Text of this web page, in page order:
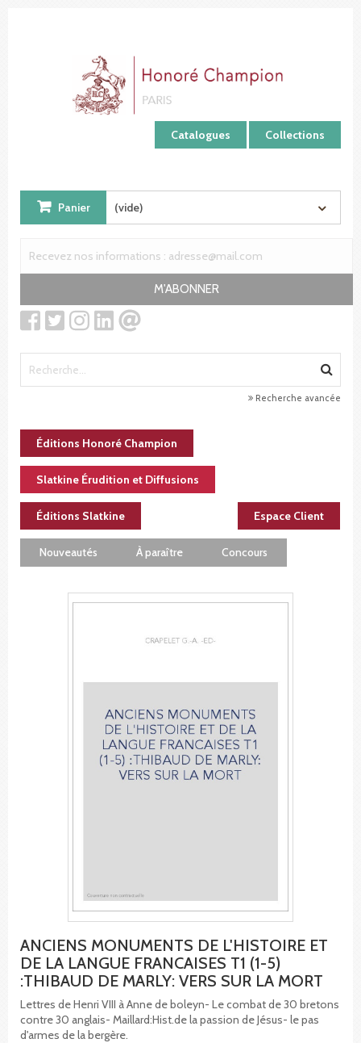
Catalogues Collections
Panier (vide)
M'ABONNER
Recherche avancée
Éditions Honoré Champion
Slatkine Érudition et Diffusions
Éditions Slatkine Espace Client
Nouveautés À paraître Concours
ANCIENS MONUMENTS DE L'HISTOIRE ET
DE LA LANGUE FRANCAISES T1 (1-5)
:THIBAUD DE MARLY: VERS SUR LA MORT
Lettres de Henri VIII à Anne de boleyn- Le combat de 30 bretons
contre 30 anglais- Maillard:Hist.de la passion de Jésus- le pas
d'armes de la bergère.